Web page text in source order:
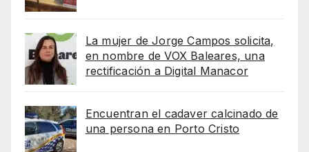
La mujer de Jorge Campos solicita,
en nombre de VOX Baleares, una
rectificación a Digital Manacor
Encuentran el cadaver calcinado de
una persona en Porto Cristo